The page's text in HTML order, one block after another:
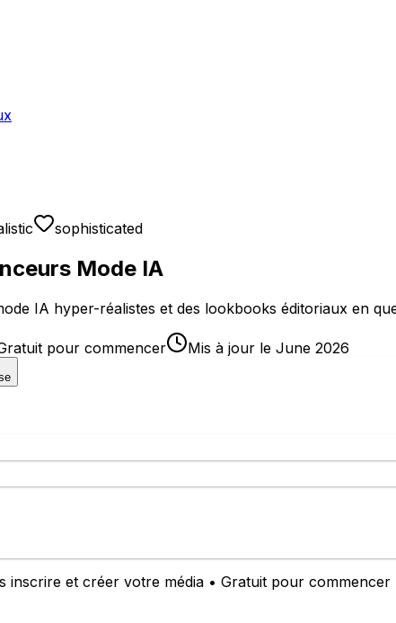
sophisticated
Mode IA
IA hyper-réalistes et des lookbooks éditoriaux en
pour commencer Mis à jour le June 2026
inscrire et créer votre média • Gratuit pour commencer